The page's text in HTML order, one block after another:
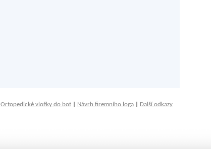
Ortopedické vložky do bot Návrh firemního loga Další odkazy